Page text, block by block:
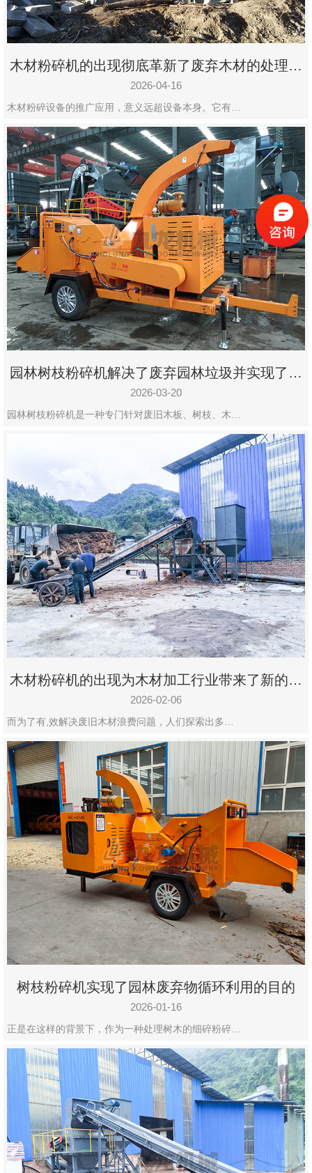
木材粉碎机的出现彻底革新了废弃木材的处理模
式
2026-04-16
木材粉碎设备的推广应用，意义远超设备本身。它有…
园林树枝粉碎机解决了废弃园林垃圾并实现了再
利用
2026-03-20
园林树枝粉碎机是一种专门针对废旧木板、树枝、木…
木材粉碎机的出现为木材加工行业带来了新的变
化
2026-02-06
而为了有,效解决废旧木材浪费问题，人们探索出多…
树枝粉碎机实现了园林废弃物循环利用的目的
2026-01-16
正是在这样的背景下，作为一种处理树木的细碎粉碎…